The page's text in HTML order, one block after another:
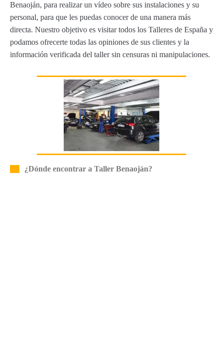
Benaoján, para realizar un vídeo sobre sus instalaciones y su
personal, para que les puedas conocer de una manera más
directa. Nuestro objetivo es visitar todos los Talleres de España y
podamos ofrecerte todas las opiniones de sus clientes y la
información verificada del taller sin censuras ni manipulaciones.
¿Dónde encontrar a Taller Benaoján?